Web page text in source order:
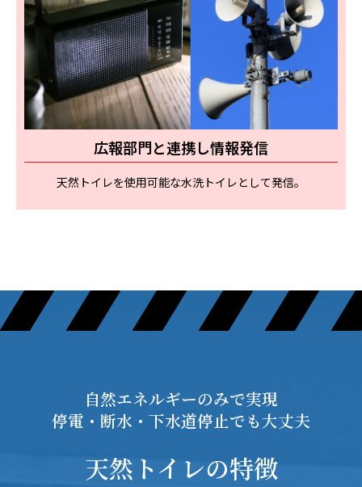
広報部門と連携し情報発信
天然トイレを使用可能な水洗トイレとして発信。
自然エネルギーのみで実現
停電・断水・下水道停止でも大丈夫
天然トイレの特徴